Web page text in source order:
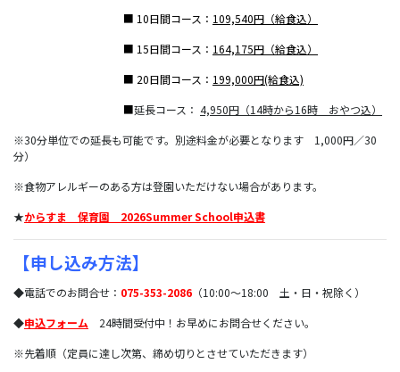
■ 10日間コース： 109,540円（給食込）
■ 15日間コース： 164,175円（給食込）
■ 20日間コース： 199,000円(給食込)
■延長コース： 4,950円（14時から16時 おやつ込）
※30分単位での延長も可能です。別途料金が必要となります 1,000円／30
分）
※食物アレルギーのある方は登園いただけない場合があります。
★からすま 保育園 2026Summer School申込書
【申し込み方法】
◆電話でのお問合せ： 075-353-2086 （10:00～18:00 土・日・祝除く）
◆申込フォーム
24時間受付中！お早めにお問合せください。
※先着順（定員に達し次第、締め切りとさせていただきます）